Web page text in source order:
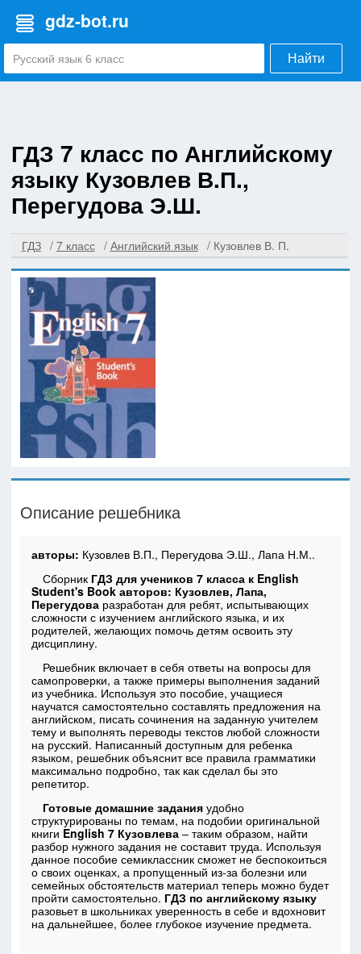
gdz-bot.ru
Найти
ГДЗ 7 класс по Английскому
языку Кузовлев В.П.,
Перегудова Э.Ш.
ГДЗ 7 класс Английский язык Кузовлев В. П.
Описание решебника
авторы: Кузовлев В.П., Перегудова Э.Ш., Лапа Н.М..
Сборник ГДЗ для учеников 7 класса к English
Student's Book авторов: Кузовлев, Лапа,
Перегудова разработан для ребят, испытывающих
сложности с изучением английского языка, и их
родителей, желающих помочь детям освоить эту
дисциплину.
Решебник включает в себя ответы на вопросы для
самопроверки, а также примеры выполнения заданий
из учебника. Используя это пособие, учащиеся
научатся самостоятельно составлять предложения на
английском, писать сочинения на заданную учителем
тему и выполнять переводы текстов любой сложности
на русский. Написанный доступным для ребенка
языком, решебник объяснит все правила грамматики
максимально подробно, так как сделал бы это
репетитор.
Готовые домашние задания удобно
структурированы по темам, на подобии оригинальной
книги English 7 Кузовлева – таким образом, найти
разбор нужного задания не составит труда. Используя
данное пособие семиклассник сможет не беспокоиться
о своих оценках, а пропущенный из-за болезни или
семейных обстоятельств материал теперь можно будет
пройти самостоятельно. ГДЗ по английскому языку
разовьет в школьниках уверенность в себе и вдохновит
на дальнейшее, более глубокое изучение предмета.